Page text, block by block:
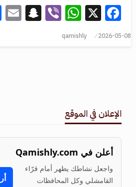
Facebook
X
Viber
2026-05-08
qamishly
الإعلان في الموقع
أعلن في Qamishly.com
واجعل نشاطك يظهر أمام قرّاء
القامشلي وكل المحافظات